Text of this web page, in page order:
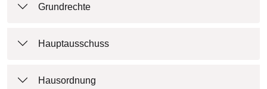
Grundrechte
Hauptausschuss
Hausordnung